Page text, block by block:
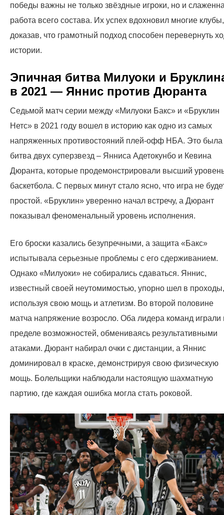
победы важны не только звёздные игроки, но и
работа всего состава. Их успех вдохновил многие клубы,
доказав, что грамотный подход способен перевернуть
истории.
Эпичная битва Милуоки и
в 2021 — Яннис против Дюранта
Седьмой матч серии между «Милуоки Бакс» и «Бруклин
Нетс» в 2021 году вошел в историю как одно из самых
напряженных противостояний плей-офф НБА. Это была
битва двух суперзвезд – Янниса Адетокунбо и Кевина
Дюранта, которые продемонстрировали высший
баскетбола. С первых минут стало ясно, что игра не
простой. «Бруклин» уверенно начал встречу, а Дюрант
показывал феноменальный уровень исполнения.
Его броски казались безупречными, а защита «Бакс»
испытывала серьезные проблемы с его сдерживанием.
Однако «Милуоки» не собирались сдаваться. Яннис,
известный своей неутомимостью, упорно шел в проходы,
используя свою мощь и атлетизм. Во второй половине
матча напряжение возросло. Оба лидера команд играли
пределе возможностей, обмениваясь результативными
атаками. Дюрант набирал очки с дистанции, а Яннис
доминировал в краске, демонстрируя свою физическую
мощь. Болельщики наблюдали настоящую шахматную
партию, где каждая ошибка могла стать роковой.